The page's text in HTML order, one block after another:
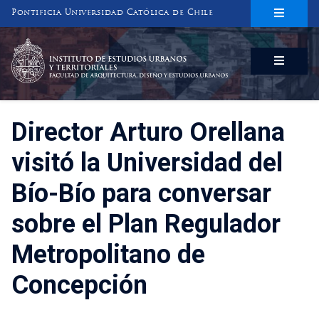
Pontificia Universidad Católica de Chile
INSTITUTO DE ESTUDIOS URBANOS
Y TERRITORIALES
FACULTAD DE ARQUITECTURA, DISEÑO Y ESTUDIOS URBANOS
Director Arturo Orellana
visitó la Universidad del
Bío-Bío para conversar
sobre el Plan Regulador
Metropolitano de
Concepción